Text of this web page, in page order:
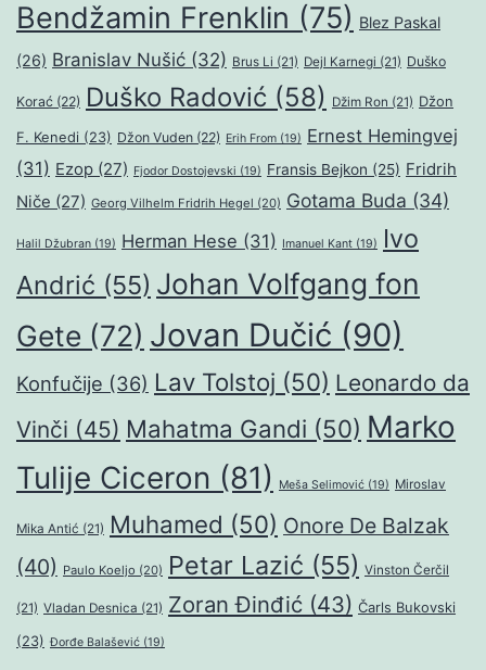
Bendžamin Frenklin (75) Blez Paskal
(26) Branislav Nušić (32) Brus Li (21) Dejl Karnegi (21) Duško
Korać (22) Duško Radović (58) Džim Ron (21) Džon
F. Kenedi (23) Džon Vuden (22) Erih From (19) Ernest Hemingvej
(31) Ezop (27) Fjodor Dostojevski (19) Fransis Bejkon (25) Fridrih
Niče (27) Georg Vilhelm Fridrih Hegel (20) Gotama Buda (34)
Halil Džubran (19) Herman Hese (31) Imanuel Kant (19)
Ivo
Andrić (55) Johan Volfgang fon
Gete (72) Jovan Dučić (90)
Konfučije (36) Lav Tolstoj (50) Leonardo da
Vinči (45) Mahatma Gandi (50) Marko
Tulije Ciceron (81) Meša Selimović (19) Miroslav
Mika Antić (21) Muhamed (50) Onore De Balzak
(40) Paulo Koeljo (20) Petar Lazić (55) Vinston Čerčil
(21) Vladan Desnica (21) Zoran Đinđić (43) Čarls Bukovski
(23) Đorđe Balašević (19)